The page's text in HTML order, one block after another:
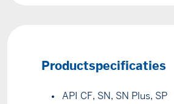
Productspecificaties
API CF, SN, SN Plus, SP